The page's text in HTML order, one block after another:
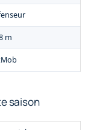
m
saison